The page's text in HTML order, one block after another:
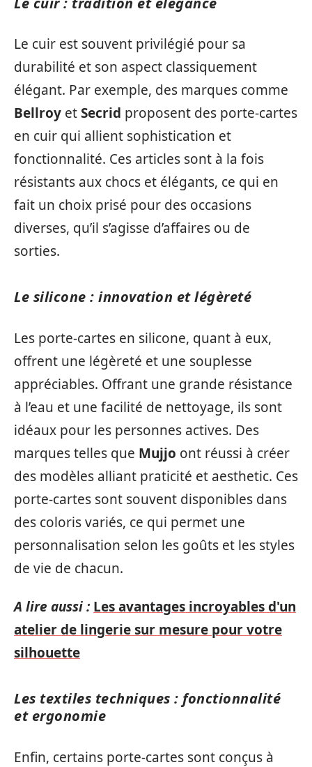
Le cuir est souvent privilégié pour sa
durabilité et son aspect classiquement
élégant. Par exemple, des marques comme
Bellroy etSecrid proposent des porte-cartes
en cuir qui allient sophistication et
fonctionnalité. Ces articles sont à la fois
résistants aux chocs et élégants, ce qui en
fait un choix prisé pour des occasions
diverses, qu’il s’agisse d’affaires ou de
sorties.
Le silicone : innovation et légèreté
Les porte-cartes en silicone, quant à eux,
offrent une légèreté et une souplesse
appréciables. Offrant une grande résistance
à l’eau et une facilité de nettoyage, ils sont
idéaux pour les personnes actives. Des
marques telles que Mujjo ont réussi à créer
des modèles alliant praticité et aesthetic. Ces
porte-cartes sont souvent disponibles dans
des coloris variés, ce qui permet une
personnalisation selon les goûts et les styles
de vie de chacun.
A lire aussi : Les avantages incroyables d'un
atelier de lingerie sur mesure pour votre
silhouette
Les textiles techniques : fonctionnalité
et ergonomie
Enfin, certains porte-cartes sont conçus à